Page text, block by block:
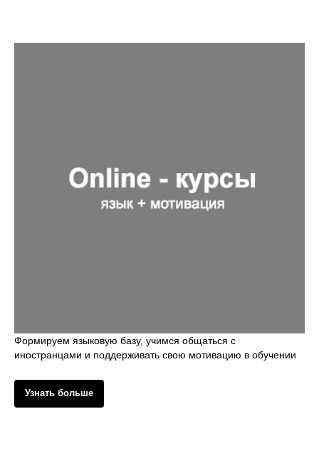
Формируем языковую базу, учимся общаться с
иностранцами и поддерживать свою мотивацию в обучении
Узнать больше